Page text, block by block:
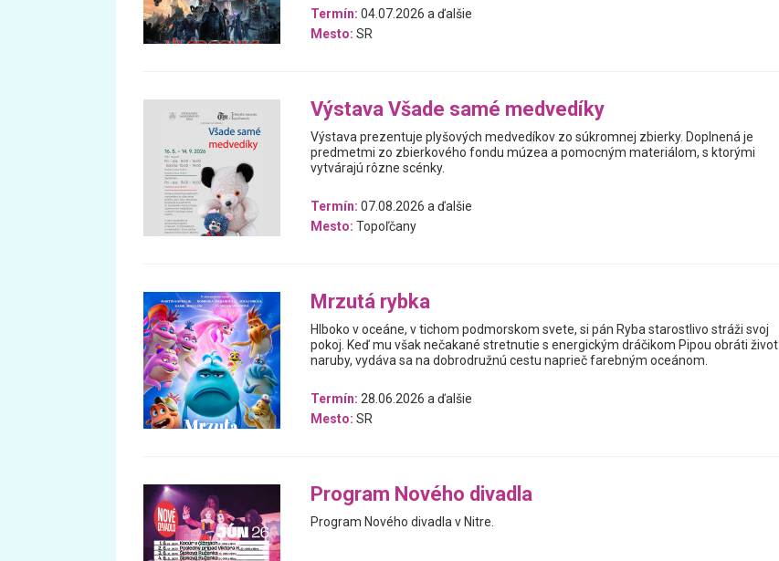
Termín: 04.07.2026 a ďalšie
Mesto: SR
Výstava Všade samé medvedíky
Výstava prezentuje plyšových medvedíkov zo súkromnej zbierky. Doplnená je
predmetmi zo zbierkového fondu múzea a pomocným materiálom, s ktorými
vytvárajú rôzne scénky.
Termín: 07.08.2026 a ďalšie
Mesto: Topoľčany
Mrzutá rybka
Hlboko v oceáne, v tichom podmorskom svete, si pán Ryba starostlivo stráži svoj
pokoj. Keď mu však nečakané stretnutie s energickým dráčikom Pipou obráti život
naruby, vydáva sa na dobrodružnú cestu naprieč farebným oceánom.
Termín: 28.06.2026 a ďalšie
Mesto: SR
Program Nového divadla
Program Nového divadla v Nitre.